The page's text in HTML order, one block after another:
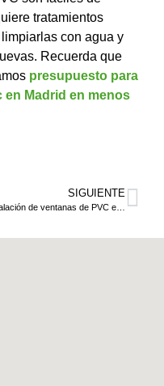
tratamientos
con agua y
Recuerda que
presupuesto para
Madrid en menos
SIGUIENTE
Instalación de ventanas de PVC en comunidades de vecinos